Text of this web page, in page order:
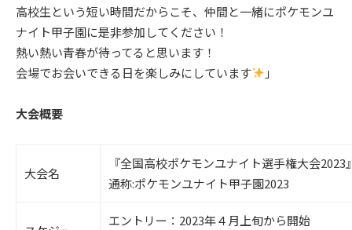
高校生という短い時間だからこそ、仲間と一緒にポケモンユ
ナイト甲子園に是非参加してください！
熱い熱い青春が待ってると思います！
会場でお会いできる日を楽しみにしています
」
大会概要
大会名
『全国高校ポケモンユナイト選手権大会2023
通称:ポケモンユナイト甲子園2023
エントリー：2023年４月上旬から開始